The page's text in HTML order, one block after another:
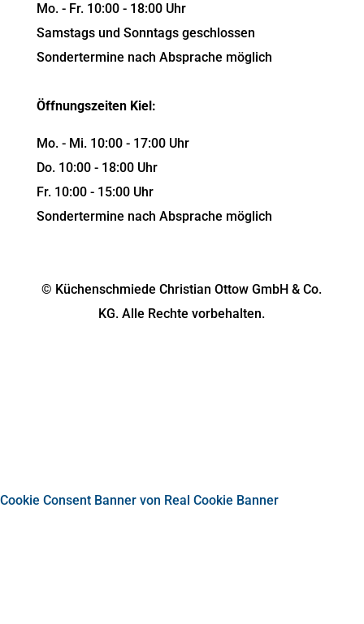
Mo. - Fr. 10:00 - 18:00 Uhr
Samstags und Sonntags geschlossen
Sondertermine nach Absprache möglich
Öffnungszeiten Kiel:
Mo. - Mi. 10:00 - 17:00 Uhr
Do. 10:00 - 18:00 Uhr
Fr. 10:00 - 15:00 Uhr
Sondertermine nach Absprache möglich
© Küchenschmiede Christian Ottow GmbH & Co.
KG. Alle Rechte vorbehalten.
Cookie Consent Banner von Real Cookie Banner